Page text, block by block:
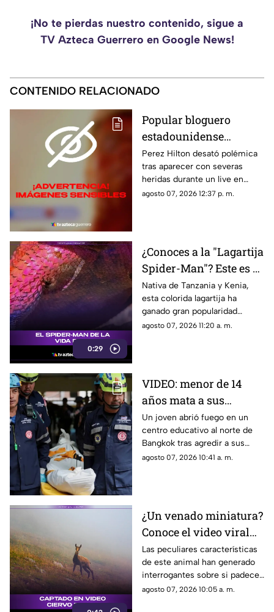
¡No te pierdas nuestro contenido, sigue a
TV Azteca Guerrero en Google News!
CONTENIDO RELACIONADO
Popular bloguero
estadounidense
aparece con severas
heridas en un LIVE;
¿buscaba interacción?
Perez Hilton desató polémica
tras aparecer con severas
heridas durante un live en
TikTok. El video abrió un
agosto 07, 2026 12:37 p. m.
0:29
¿Conoces a la "Lagartija
Spider-Man"? Este es el
reptil con los colores
del superhéroe
Nativa de Tanzania y Kenia,
esta colorida lagartija ha
ganado gran popularidad
debido a su increíble parecido
agosto 07, 2026 11:20 a. m.
VIDEO: menor de 14
años mata a sus
abuelos y 5 profesores
en tiroteo
Un joven abrió fuego en un
centro educativo al norte de
Bangkok tras agredir a sus
familiares; el incidente dejó
agosto 07, 2026 10:41 a. m.
¿Un venado miniatura?
Conoce el video viral
que causa asombro en
redes sociales
Las peculiares características
de este animal han generado
interrogantes sobre si padece
una malformación congénita.
agosto 07, 2026 10:05 a. m.